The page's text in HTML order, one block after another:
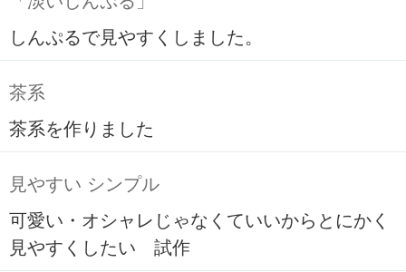
しんぷるで見やすくしました。
茶系
茶系を作りました
見やすい シンプル
可愛い・オシャレじゃなくていいからとにかく
見やすくしたい 試作